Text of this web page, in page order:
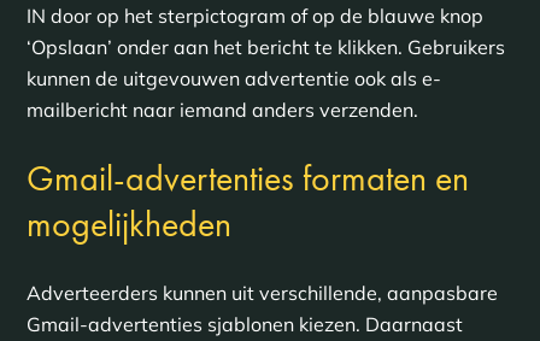
IN door op het sterpictogram of op de blauwe knop
‘Opslaan’ onder aan het bericht te klikken. Gebruikers
kunnen de uitgevouwen advertentie ook als e-
mailbericht naar iemand anders verzenden.
Gmail-advertenties formaten en
mogelijkheden
Adverteerders kunnen uit verschillende, aanpasbare
Gmail-advertenties sjablonen kiezen. Daarnaast